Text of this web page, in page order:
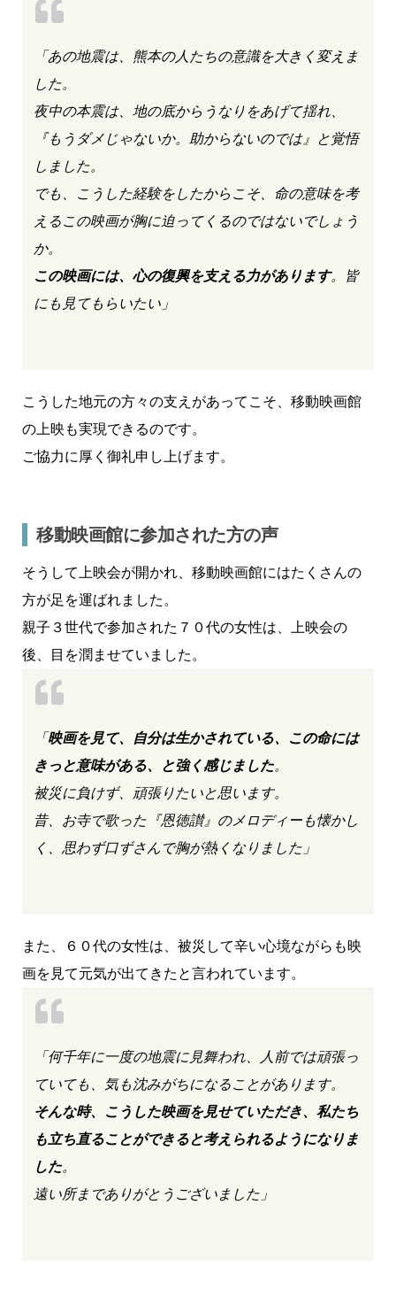
「あの地震は、熊本の人たちの意識を大きく変えま
した。
夜中の本震は、地の底からうなりをあげて揺れ、
『もうダメじゃないか。助からないのでは』と覚悟
しました。
でも、こうした経験をしたからこそ、命の意味を考
えるこの映画が胸に迫ってくるのではないでしょう
か。
この映画には、心の復興を支える力があります。皆
にも見てもらいたい」
こうした地元の方々の支えがあってこそ、移動映画館
の上映も実現できるのです。
ご協力に厚く御礼申し上げます。
移動映画館に参加された方の声
そうして上映会が開かれ、移動映画館にはたくさんの
方が足を運ばれました。
親子３世代で参加された７０代の女性は、上映会の
後、目を潤ませていました。
「 映画を見て、自分は生かされている、この命には
きっと意味がある、と強く感じました。
被災に負けず、頑張りたいと思います。
昔、お寺で歌った『恩徳讃』のメロディーも懐かし
く、思わず口ずさんで胸が熱くなりました」
また、６０代の女性は、被災して辛い心境ながらも映
画を見て元気が出てきたと言われています。
「何千年に一度の地震に見舞われ、人前では頑張っ
ていても、気も沈みがちになることがあります。
そんな時、こうした映画を見せていただき、私たち
も立ち直ることができると考えられるようになりま
した。
遠い所までありがとうございました」